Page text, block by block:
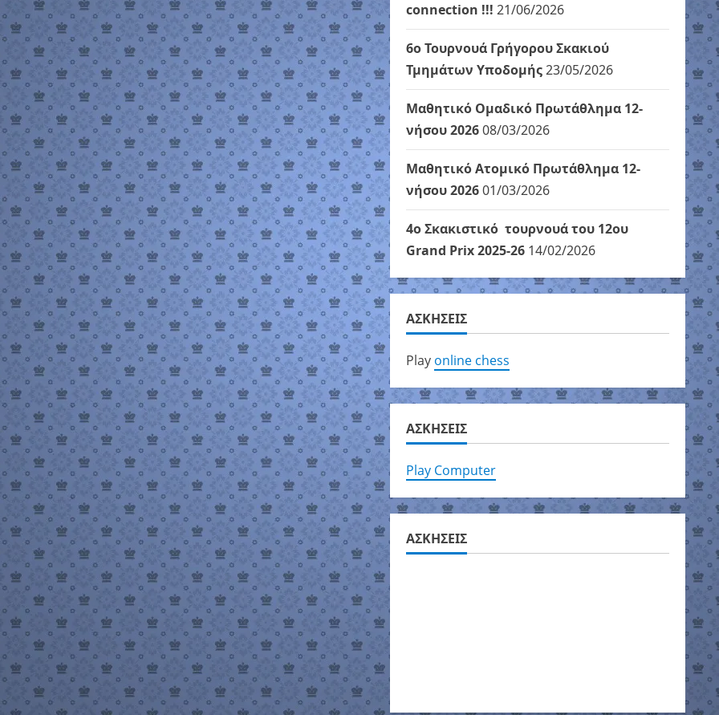
connection !!! 21/06/2026
6ο Τουρνουά Γρήγορου Σκακιού
Τμημάτων Υποδομής23/05/2026
Μαθητικό Ομαδικό Πρωτάθλημα 12-
νήσου 202608/03/2026
Μαθητικό Ατομικό Πρωτάθλημα 12-
νήσου 202601/03/2026
4ο Σκακιστικό τουρνουά του 12ου
Grand Prix 2025-26 14/02/2026
ΑΣΚΗΣΕΙΣ
Play online chess
ΑΣΚΗΣΕΙΣ
Play Computer
ΑΣΚΗΣΕΙΣ